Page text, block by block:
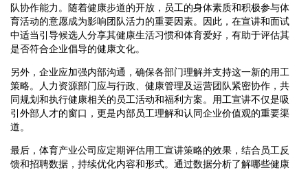
队协作能力。随着健康步道的开放，员工的身体素质和积极参与体
育活动的意愿成为影响团队活力的重要因素。因此，在宣讲和面试
中适当引导候选人分享其健康生活习惯和体育爱好，有助于评估其
是否符合企业倡导的健康文化。
另外，企业应加强内部沟通，确保各部门理解并支持这一新的用工
策略。人力资源部门应与行政、健康管理及运营团队紧密协作，共
同规划和执行健康相关的员工活动和福利方案。用工宣讲不仅是吸
引外部人才的窗口，更是内部员工理解和认同企业价值观的重要渠
道。
最后，体育产业公司应定期评估用工宣讲策略的效果，结合员工反
馈和招聘数据，持续优化内容和形式。通过数据分析了解哪些健康